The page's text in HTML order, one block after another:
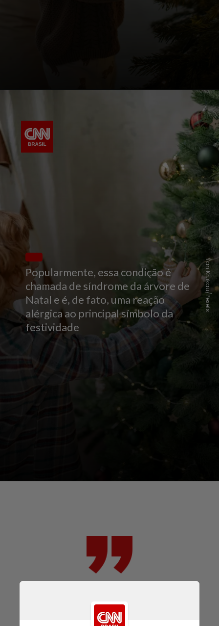
Popularmente, essa condição é
chamada de síndrome da árvore de
Natal e é, de fato, uma reação
alérgica ao principal símbolo da
festividade
Yan Krukau/Pexels
A árvore artificial, em si, não é
'alergênica', mas pode acumular